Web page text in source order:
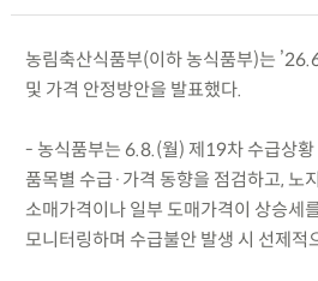
농림축산식품부(이하 농식품부)는
및 가격 안정방안을 발표했다.
- 농식품부는 6.8.(월) 제19차 수급상황
품목별 수급·가격 동향을 점검하고, 노
소매가격이나 일부 도매가격이 상승세
모니터링하며 수급불안 발생 시 선제적